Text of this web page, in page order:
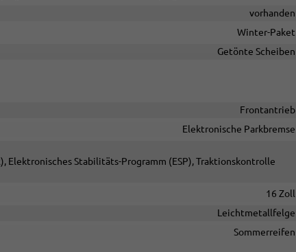
vorhanden
Winter-Paket
Getönte Scheiben
Frontantrieb
Elektronische Parkbremse
Elektronisches Stabilitäts-Programm (ESP), Traktionskontrolle
16 Zoll
Leichtmetallfelge
Sommerreifen